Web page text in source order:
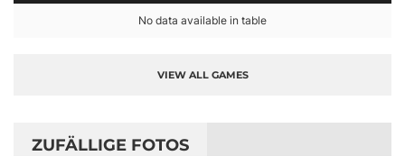
No data available in table
VIEW ALL GAMES
ZUFÄLLIGE FOTOS